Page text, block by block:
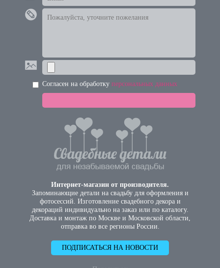
Согласен на обработку персональных данных
Интернет-магазин от производителя.
Запоминающие детали на свадьбу для оформления и
фотосессий. Изготовление свадебного декора и
декораций индивидуально на заказ или по каталогу.
Доставка и монтаж по Москве и Московской области,
отправка во все регионы России.
ПОДПИСАТЬСЯ НА НОВОСТИ